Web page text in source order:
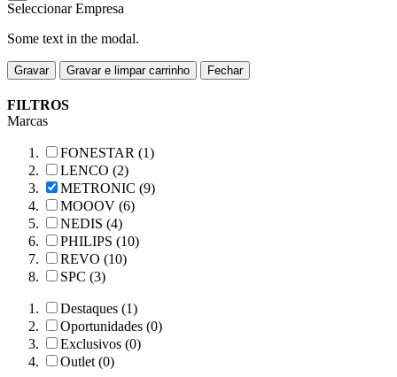
Seleccionar Empresa
Some text in the modal.
Gravar Gravar e limpar carrinho Fechar
FILTROS
Marcas
FONESTAR (1)
LENCO (2)
METRONIC (9)
MOOOV (6)
NEDIS (4)
PHILIPS (10)
REVO (10)
SPC (3)
Destaques (1)
Oportunidades (0)
Exclusivos (0)
Outlet (0)